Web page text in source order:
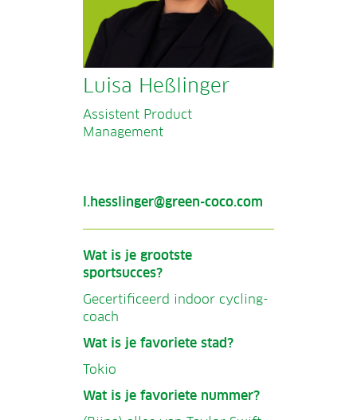
Luisa Heßlinger
Assistent Product
Management
l.hesslinger@green-coco.com
Wat is je grootste
sportsucces?
Gecertificeerd indoor cycling-
coach
Wat is je favoriete stad?
Tokio
Wat is je favoriete nummer?